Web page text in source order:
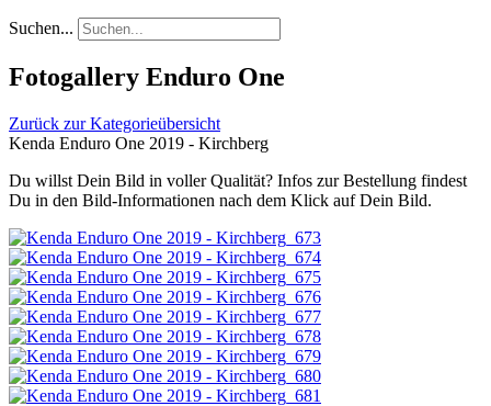
Suchen...
Fotogallery Enduro One
Zurück zur Kategorieübersicht
Kenda Enduro One 2019 - Kirchberg
Du willst Dein Bild in voller Qualität? Infos zur Bestellung findest
Du in den Bild-Informationen nach dem Klick auf Dein Bild.